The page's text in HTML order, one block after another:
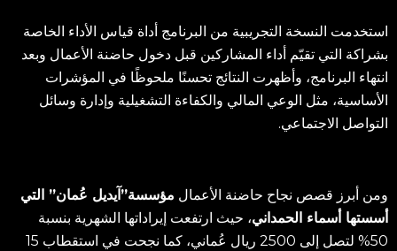
استخدمت النسخة التجريبية من البرنامج أداة قياس الأداء الخاصة
بشراكة التي تقيّم أداء المشاركين قبل دخول حاضنة الأعمال وبعد
انتهاء البرنامج، وأظهرت النتائج تحسنًا ملحوظًا في المؤشرات
الأساسية، مثل الوعي المالي والكفاءة التشغيلية وإدارة وسائل
التواصل الاجتماعي.
ومن أبرز قصص نجاح حاضنة الأعمال مؤسسة”آيديل عُمان” التي
أسستها أسماء الحمداني، حيث ارتفعت إيراداتها الشهرية بنسبة
50% لتصل إلى 2500 ريال عُماني، كما نجحت في استقطاب 15